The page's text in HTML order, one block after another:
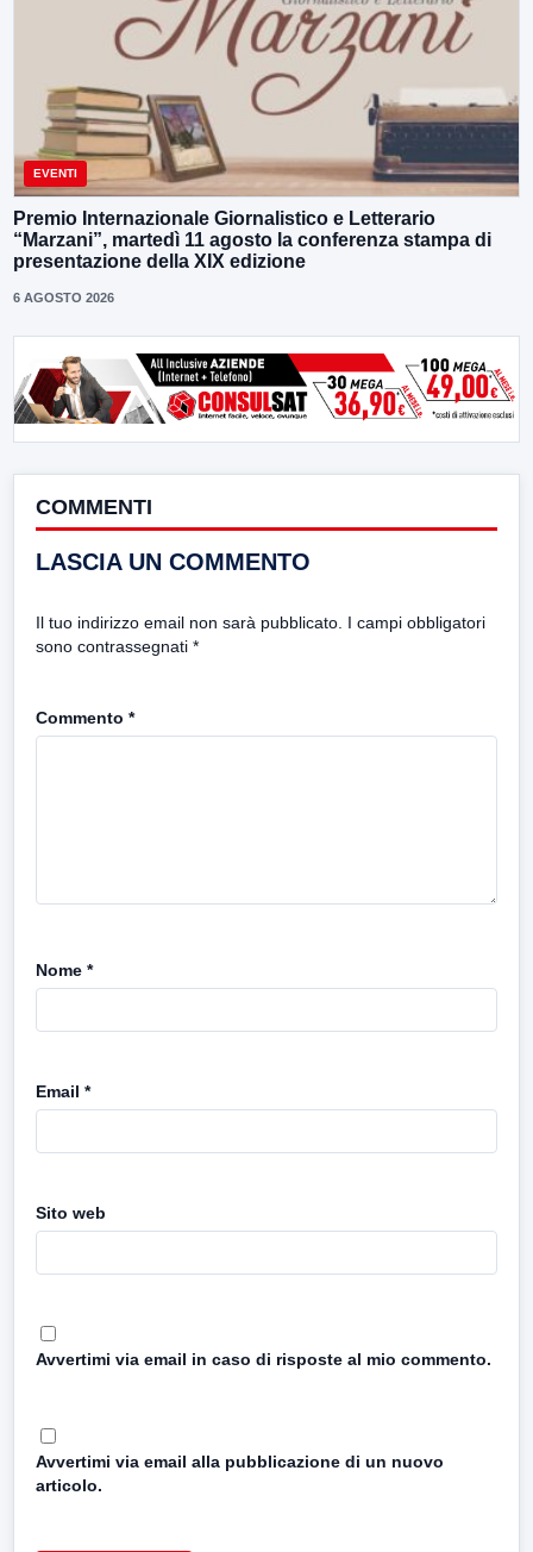
EVENTI
Premio Internazionale Giornalistico e Letterario
“Marzani”, martedì 11 agosto la conferenza stampa di
presentazione della XIX edizione
6 AGOSTO 2026
COMMENTI
LASCIA UN COMMENTO
Il tuo indirizzo email non sarà pubblicato. I campi obbligatori
sono contrassegnati *
Commento *
Nome *
Email *
Sito web
Avvertimi via email in caso di risposte al mio commento.
Avvertimi via email alla pubblicazione di un nuovo
articolo.